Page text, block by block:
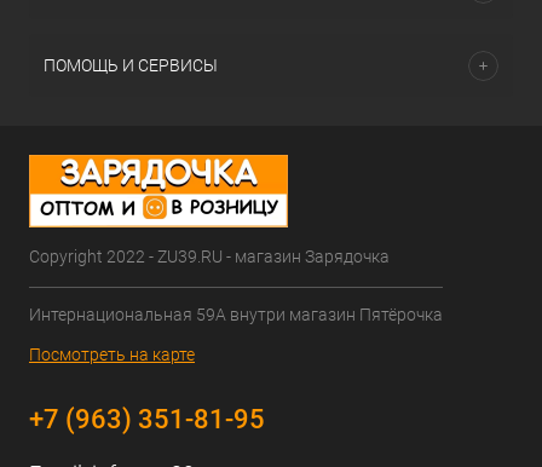
ПОМОЩЬ И СЕРВИСЫ
Copyright 2022 - ZU39.RU - магазин Зарядочка
Интернациональная 59А внутри магазин Пятёрочка
Посмотреть на карте
+7 (963) 351-81-95